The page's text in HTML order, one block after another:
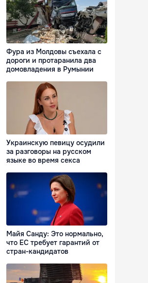
Фура из Молдовы съехала с
дороги и протаранила два
домовладения в Румынии
Украинскую певицу осудили
за разговоры на русском
языке во время секса
Майя Санду: Это нормально,
что ЕС требует гарантий от
стран-кандидатов